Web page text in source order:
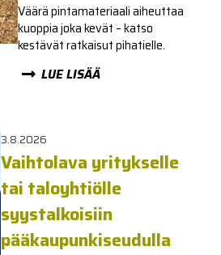
Väärä pintamateriaali aiheuttaa
kuoppia joka kevät – katso
kestävät ratkaisut pihatielle.
LUE LISÄÄ
3.8.2026
Vaihtolava yritykselle
tai taloyhtiölle
syystalkoisiin
pääkaupunkiseudulla